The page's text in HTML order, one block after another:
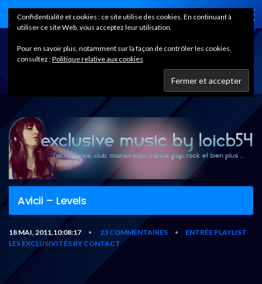
Home
Avicii – Levels
18 MAI, 2011,10:08:17 • 23 COMMENTAIRES •
ENTRÉE PLAYLIST
LES EXCLUSIVITÉS BY CONTACT
Confidentialité et cookies : ce site utilise des cookies. En continuant à
utiliser ce site Web, vous acceptez leur utilisation.
Pour en savoir plus, notamment sur la façon de contrôler les cookies,
consultez :Politique relative aux cookies